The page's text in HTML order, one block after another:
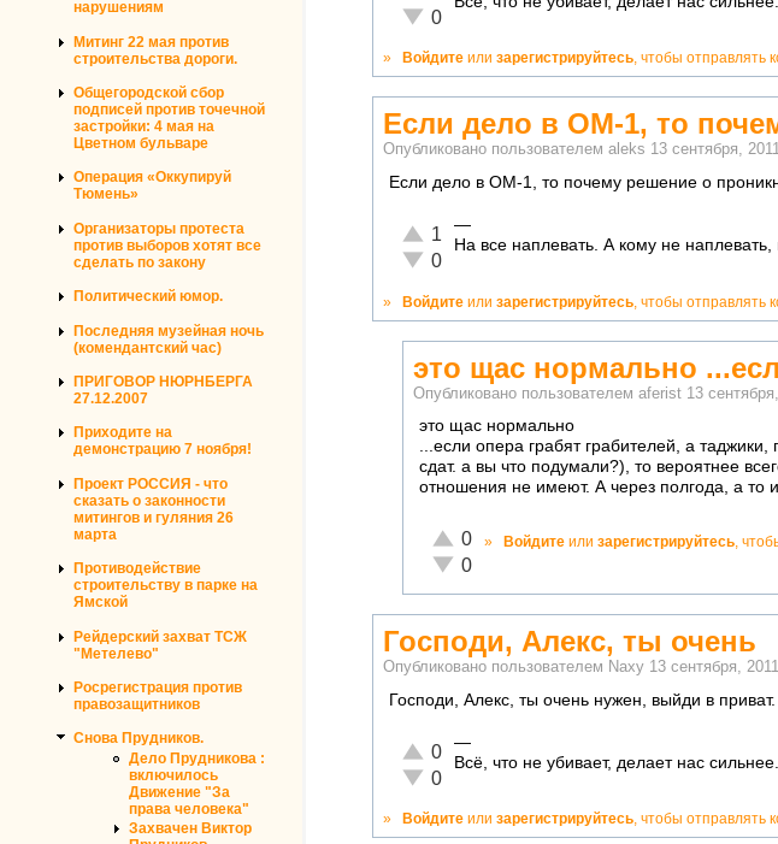
нарушениям
Митинг 22 мая против
строительства дороги.
Общегородской сбор
подписей против точечной
застройки: 4 мая на
Цветном бульваре
Операция «Оккупируй
Тюмень»
Организаторы протеста
против выборов хотят все
сделать по закону
Политический юмор.
Последняя музейная ночь
(комендантский час)
ПРИГОВОР НЮРНБЕРГА
27.12.2007
Приходите на
демонстрацию 7 ноября!
Проект РОССИЯ - что
сказать о законности
митингов и гуляния 26
марта
Противодействие
строительству в парке на
Ямской
Рейдерский захват ТСЖ
"Метелево"
Росрегистрация против
правозащитников
Снова Прудников.
Дело Прудникова :
включилось
Движение "За
права человека"
Захвачен Виктор
Неадекватно!
0
» Войдите или зарегистрируйтесь, чтобы отправлять
Если дело в ОМ-1, то
Опубликовано пользователем aleks 13 сентября,
Если дело в ОМ-1, то почему решение о
Отлично!
1
Неадекватно!
0
—
На все наплевать. А кому не наплевать,
» Войдите или зарегистрируйтесь , чтобы отправлять
это щас нормально
Опубликовано пользователем aferist 13
это щас нормально
...если опера грабят грабителей, а
сдат. а вы что подумали?), то вероятнее
отношения не имеют. А через полгода, а то
Отлично!
0
Неадекватно!
0
» Войдите или зарегистрируйтесь,
Господи, Алекс, ты очень
Опубликовано пользователем Naxy 13 сентября,
Господи, Алекс, ты очень нужен, выйди в
Отлично!
0
Неадекватно!
0
—
Всё, что не убивает, делает нас
» Войдите или зарегистрируйтесь, чтобы отправлять